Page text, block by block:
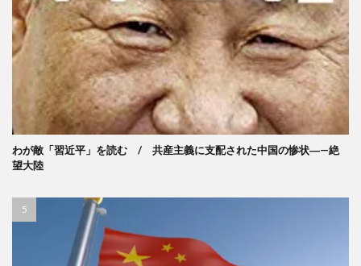
わが敵「習近平」を読む / 共産主義に支配された中国の惨状―—絶
望大陸